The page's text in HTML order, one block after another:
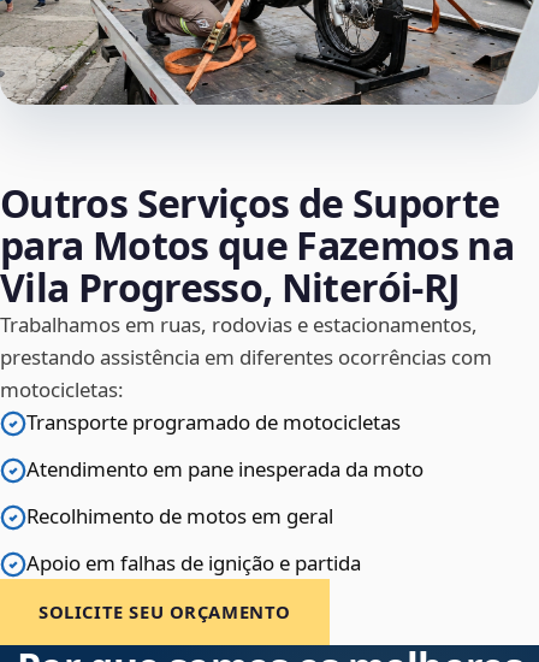
Outros Serviços de Suporte
para Motos que Fazemos na
Vila Progresso, Niterói‑RJ
Trabalhamos em ruas, rodovias e estacionamentos,
prestando assistência em diferentes ocorrências com
motocicletas:
Transporte programado de motocicletas
Atendimento em pane inesperada da moto
Recolhimento de motos em geral
Apoio em falhas de ignição e partida
SOLICITE SEU ORÇAMENTO